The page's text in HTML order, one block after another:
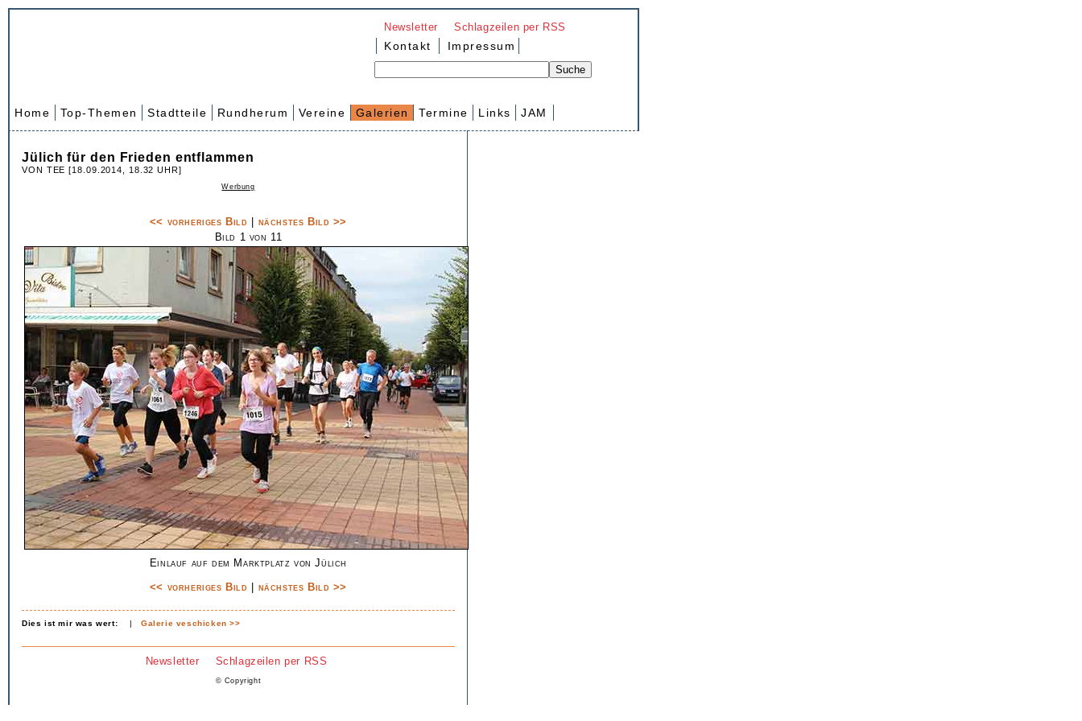
Newsletter Schlagzeilen per RSS
Kontakt Impressum
Home Top-Themen Stadtteile Rundherum Vereine Galerien Termine Links JAM
Jülich für den Frieden entflammen
VON TEE [18.09.2014, 18.32 UHR]
Werbung
<< vorheriges Bild
nächstes Bild >>
Bild 1 von 11
Einlauf auf dem Marktplatz von Jülich
<< vorheriges Bild
nächstes Bild >>
Dies ist mir was wert: |Galerie veschicken >>
Newsletter Schlagzeilen per RSS
© Copyright